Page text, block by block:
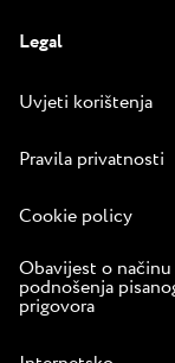
terasi, te
ležaljke za
drijemež.
sunce i vjetar,
dok slušate
valove kako
se razbijaju o
stijene.
Legal
Uvjeti korištenja
Pravila privatnosti
Cookie policy
Obavijest o načinu
podnošenja
prigovora